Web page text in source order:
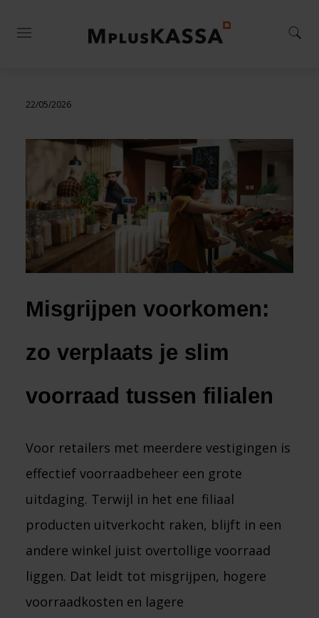
22/05/2026
Misgrijpen voorkomen:
zo verplaats je slim
voorraad tussen filialen
Voor retailers met meerdere vestigingen is
effectief voorraadbeheer een grote
uitdaging. Terwijl in het ene filiaal
producten uitverkocht raken, blijft in een
andere winkel juist overtollige voorraad
liggen. Dat leidt tot misgrijpen, hogere
voorraadkosten en lagere